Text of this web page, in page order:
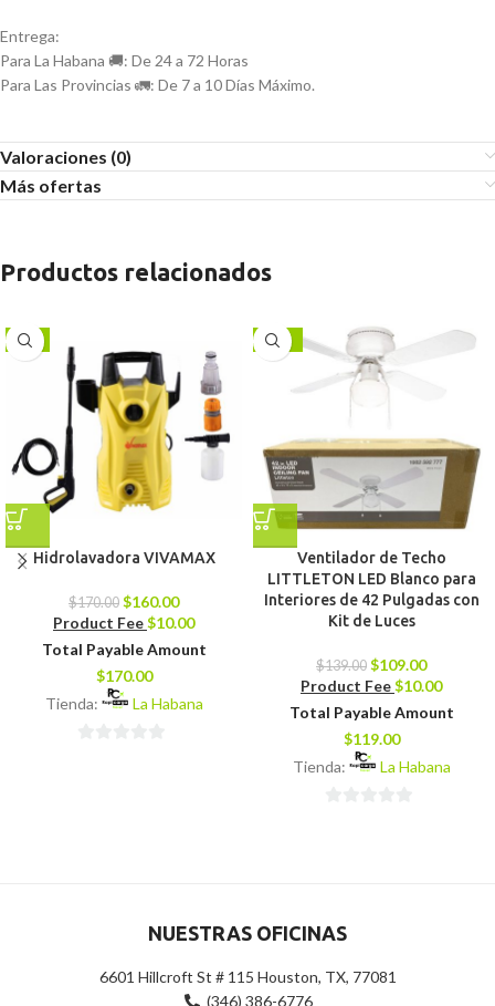
Entrega:
Para La Habana 🚚: De 24 a 72 Horas
Para Las Provincias 🚛: De 7 a 10 Días Máximo.
Valoraciones (0)
Más ofertas
Productos relacionados
-6%
Hidrolavadora VIVAMAX
$170.00 $160.00
Product Fee$10.00
Total Payable Amount
$170.00
Tienda:
La Habana
-22%
Ventilador de Techo
LITTLETON LED Blanco para
Interiores de 42 Pulgadas con
Kit de Luces
$139.00 $109.00
Product Fee$10.00
Total Payable Amount
$119.00
Tienda:
La Habana
NUESTRAS OFICINAS
6601 Hillcroft St # 115 Houston, TX, 77081
(346) 386-6776